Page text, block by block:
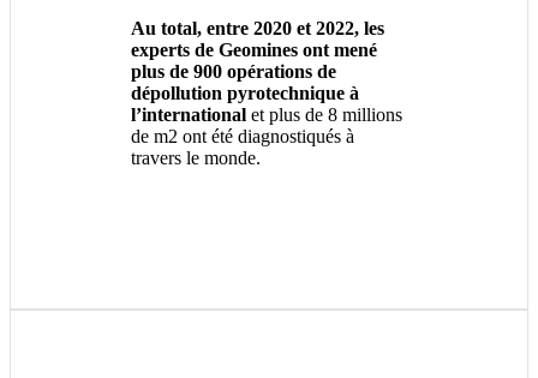
Au total, entre 2020 et 2022, les
experts de Geomines ont mené
plus de 900 opérations de
dépollution pyrotechnique à
l’international et plus de 8 millions
de m2 ont été diagnostiqués à
travers le monde.